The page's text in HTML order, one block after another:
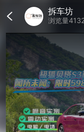
拆车坊
浏览量
This
modal
window.